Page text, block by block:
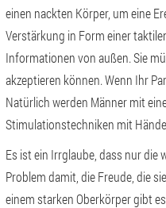
einen nackten Körper, um eine
Verstärkung in Form einer
Informationen von außen. Sie
akzeptieren können. Wenn Ihr
Natürlich werden Männer mit
Stimulationstechniken mit
Es ist ein Irrglaube, dass nur die
Problem damit, die Freude, die
einem starken Oberkörper gibt